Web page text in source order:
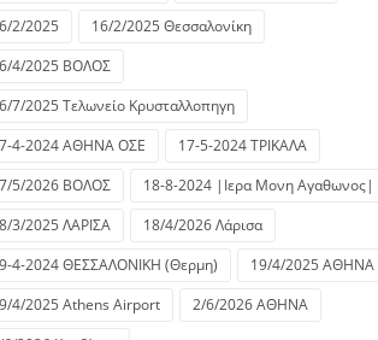
2/2025
16/2/2025 Θεσσαλονίκη
4/2025 ΒΟΛΟΣ
7/2025 Τελωνείο Κρυσταλλοπηγη
4-2024 ΑΘΗΝΑ ΟΣΕ
17-5-2024 ΤΡΙΚΑΛΑ
5/2026 ΒΟΛΟΣ
18-8-2024 |Ιερα Μονη Αγαθωνος|
3/2025 ΛΑΡΙΣΑ
18/4/2026 Λάρισα
4-2024 ΘΕΣΣΑΛΟΝΙΚΗ (Θερμη)
19/4/2025 ΑΘΗΝΑ
4/2025 Athens Airport
2/6/2026 ΑΘΗΝΑ